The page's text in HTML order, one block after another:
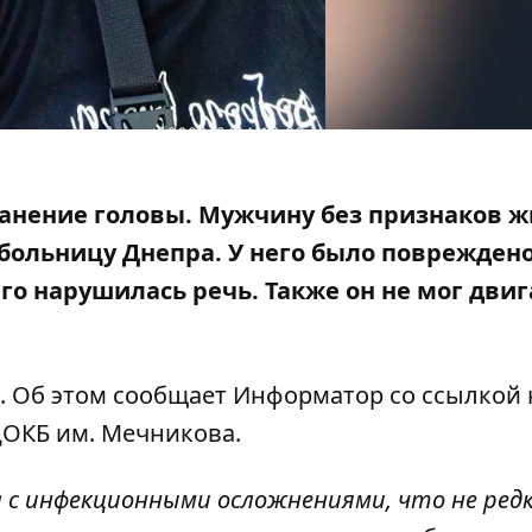
головы. Мужчинубез признаков
Днепра. У него было
нарушилась речь. Также он не мог
Об этом сообщает Информатор со ссылкой
им. Мечникова.
инфекционными осложнениями, что не